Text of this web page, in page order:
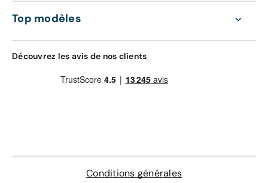
Top modèles
Découvrez les avis de nos clients
Conditions générales